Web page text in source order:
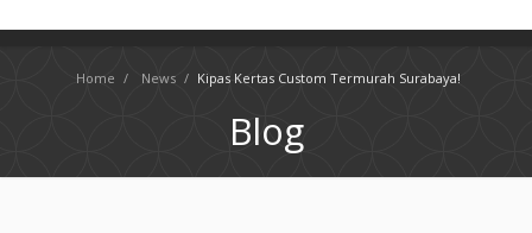
Home / News / Kipas Kertas Custom Termurah Surabaya!
Blog